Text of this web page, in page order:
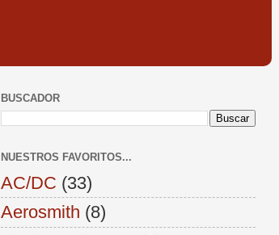
BUSCADOR
NUESTROS FAVORITOS...
AC/DC (33)
Aerosmith (8)